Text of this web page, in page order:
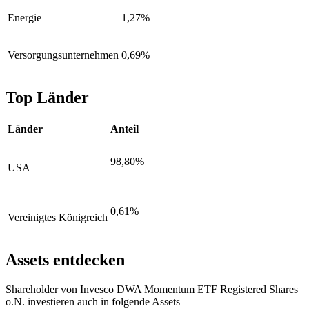
Energie 1,27%
Versorgungsunternehmen 0,69%
Top Länder
Länder Anteil
USA
98,80%
Vereinigtes Königreich
0,61%
Assets entdecken
Shareholder von Invesco DWA Momentum ETF Registered Shares
o.N. investieren auch in folgende Assets